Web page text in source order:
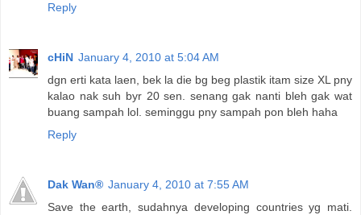
Reply
cHiN January 4, 2010 at 5:04 AM
dgn erti kata laen, bek la die bg beg plastik itam size XL pny
kalao nak suh byr 20 sen. senang gak nanti bleh gak wat
buang sampah lol. seminggu pny sampah pon bleh haha
Reply
Dak Wan® January 4, 2010 at 7:55 AM
Save the earth, sudahnya developing countries yg mati.